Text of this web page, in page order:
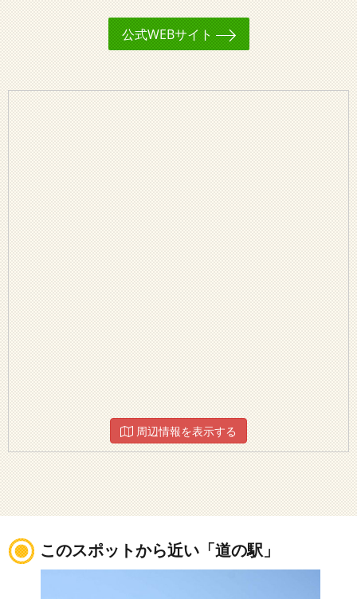
公式WEBサイト
周辺情報を表示する
このスポットから近い「道の駅」